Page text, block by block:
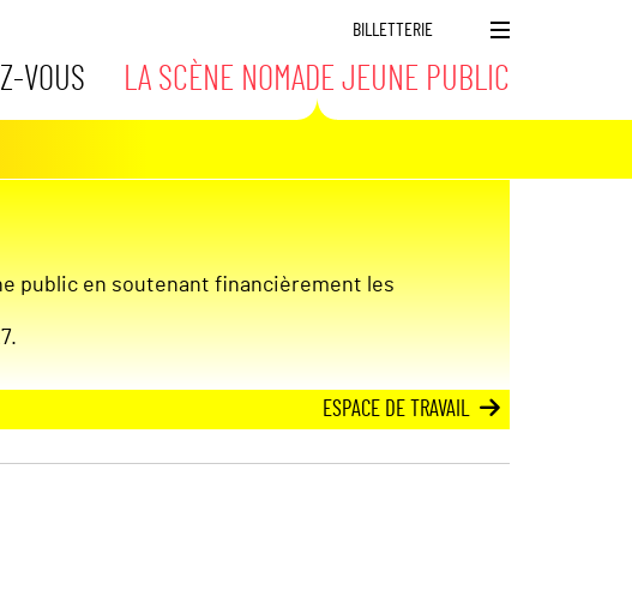
VOUS LA SCÈNE NOMADE JEUNE PUBLIC
BILLETTERIE
e
n
u
public en soutenant financièrement les
ESPACE DE TRAVAIL